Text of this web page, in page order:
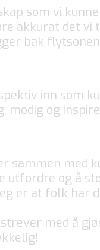
som vi
akkurat det
bak
inn som
og
sammen med
og å
er at folk har
med å